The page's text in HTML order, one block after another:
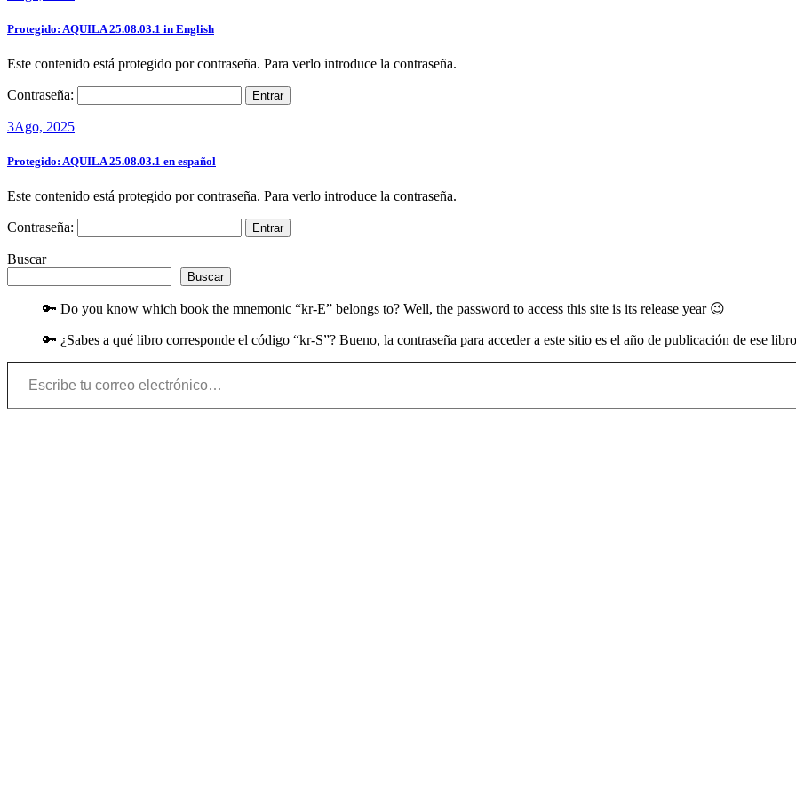
Protegido: AQUILA 25.08.03.1 in English
Este contenido está protegido por contraseña. Para verlo introduce la contraseña.
Contraseña:
3Ago, 2025
Protegido: AQUILA 25.08.03.1 en español
Este contenido está protegido por contraseña. Para verlo introduce la contraseña.
Contraseña:
Buscar
Buscar
🔑 Do you know which book the mnemonic “kr-E” belongs to? Well, the password to access this site is its release year 😉
🔑 ¿Sabes a qué libro corresponde el código “kr-S”? Bueno, la contraseña para acceder a este sitio es el año de publicación de ese
Escribe tu correo electrónico…